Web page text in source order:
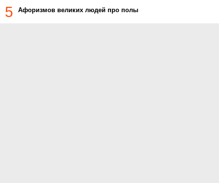
5 Афоризмов великих людей про полы